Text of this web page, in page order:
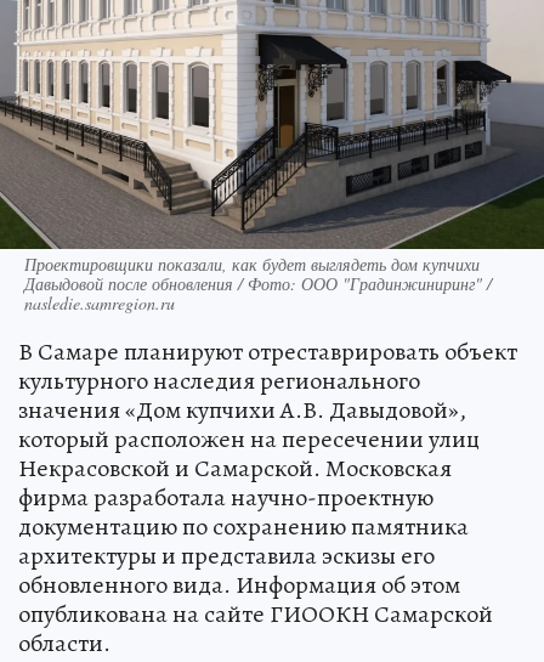
Проектировщики показали, как будет выглядеть дом купчихи
Давыдовой после обновления / Фото: ООО "Градинжиниринг" /
nasledie.samregion.ru
В Самаре планируют отреставрировать объект
культурного наследия регионального
значения «Дом купчихи А.В. Давыдовой»,
который расположен на пересечении улиц
Некрасовской и Самарской. Московская
фирма разработала научно-проектную
документацию по сохранению памятника
архитектуры и представила эскизы его
обновленного вида. Информация об этом
опубликована на сайте ГИООКН Самарской
области.